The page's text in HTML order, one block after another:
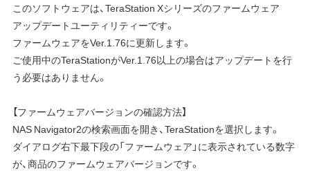
このソフトウェアは、TeraStation Xシリーズのファームウェア
アップデートユーティリティーです。
ファームウェアをVer.1.76に更新します。
ご使用中のTeraStationがVer.1.76以上の場合はアップデートを行
う必要はありません。
【ファームウェアバージョンの確認方法】
NAS Navigator2の検索画面を開き、TeraStationを選択します。
ダイアログ右下最下段の「ファームウェア」に表示されている数字
が、商品のファームウェアバージョンです。